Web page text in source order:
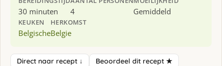
30 minuten 4 Gemiddeld
KEUKEN
Belgische
HERKOMST
Belgie
Direct naar recept ↓ Beoordeel dit recept ★